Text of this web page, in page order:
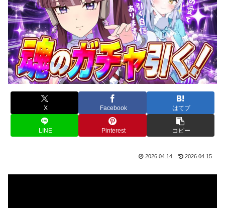
X Facebook はてブ
LINE Pinterest コピー
2026.04.14 2026.04.15